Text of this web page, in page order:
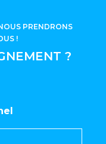
?
PRENDRONS
!